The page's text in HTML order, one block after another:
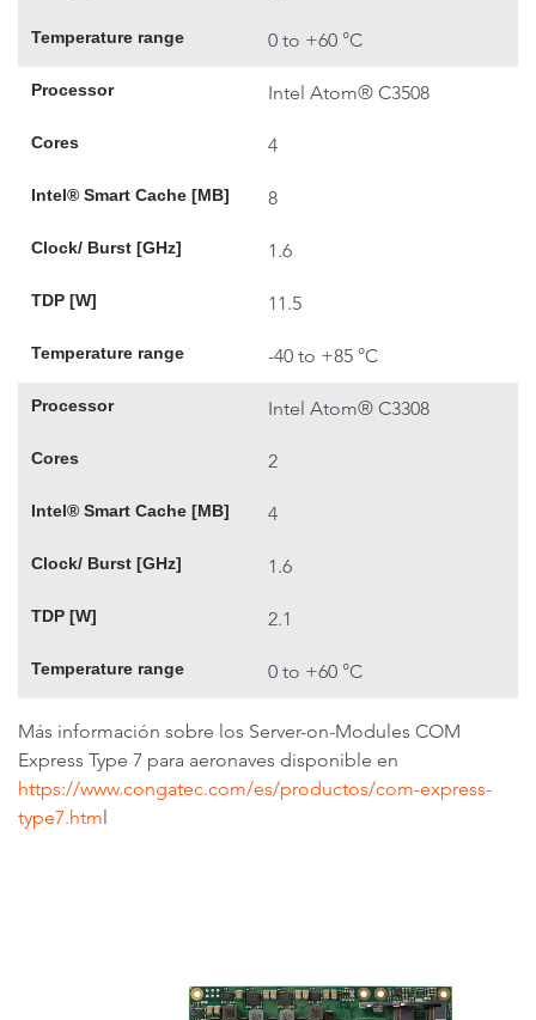
Temperature range 0 to +60 °C
Processor Intel Atom® C3508
Cores 4
Intel® Smart Cache [MB] 8
Clock/ Burst [GHz] 1.6
TDP [W] 11.5
Temperature range -40 to +85 °C
Processor Intel Atom® C3308
Cores 2
Intel® Smart Cache [MB] 4
Clock/ Burst [GHz] 1.6
TDP [W] 2.1
Temperature range 0 to +60 °C
Más información sobre los Server-on-Modules COM
Express Type 7 para aeronaves disponible en
https://www.congatec.com/es/productos/com-express-
type7.html